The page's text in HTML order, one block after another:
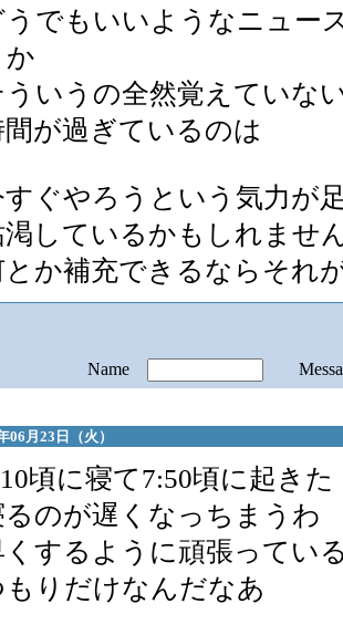
うでもいいようなニュー
か
ういうの全然覚えていな
間が過ぎているのは
すぐやろうという気力が
渇しているかもしれませ
とか補充できるならそれ
Name
06月23日（火）
頃に寝て7:50頃に起きた
るのが遅くなっちまうわ
くするように頑張ってい
もりだけなんだなあ